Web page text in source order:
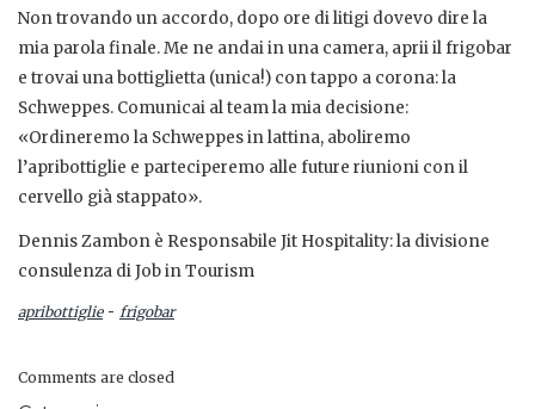
Non trovando un accordo, dopo ore di litigi dovevo dire la
mia parola finale. Me ne andai in una camera, aprii il frigobar
e trovai una bottiglietta (unica!) con tappo a corona: la
Schweppes. Comunicai al team la mia decisione:
«Ordineremo la Schweppes in lattina, aboliremo
l’apribottiglie e parteciperemo alle future riunioni con il
cervello già stappato».
Dennis Zambon è Responsabile Jit Hospitality: la divisione
consulenza di Job in Tourism
apribottiglie- frigobar
Comments are closed